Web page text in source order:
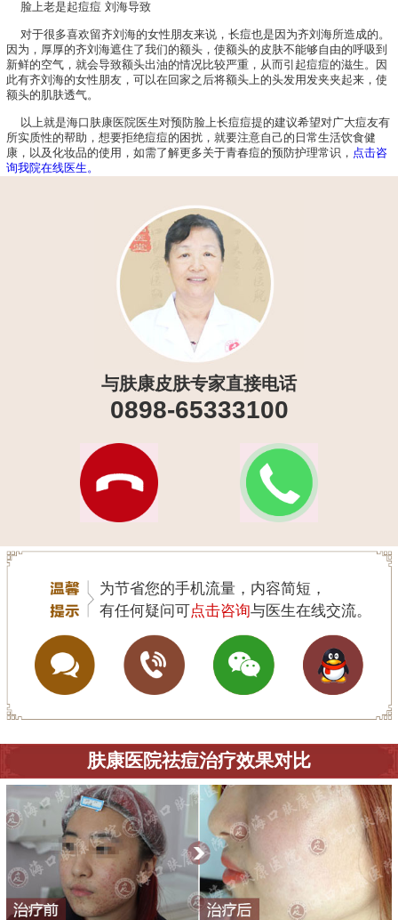
脸上老是起痘痘 刘海导致
对于很多喜欢留齐刘海的女性朋友来说，长痘也是因为齐刘海所造成的。
因为，厚厚的齐刘海遮住了我们的额头，使额头的皮肤不能够自由的呼吸到
新鲜的空气，就会导致额头出油的情况比较严重，从而引起痘痘的滋生。因
此有齐刘海的女性朋友，可以在回家之后将额头上的头发用发夹夹起来，使
额头的肌肤透气。
以上就是海口肤康医院医生对预防脸上长痘痘提的建议希望对广大痘友有
所实质性的帮助，想要拒绝痘痘的困扰，就要注意自己的日常生活饮食健
康，以及化妆品的使用，如需了解更多关于青春痘的预防护理常识， 点击咨
询我院在线医生。
与肤康皮肤专家直接电话
0898-65333100
为节省您的手机流量，内容简短，
有任何疑问可点击咨询与医生在线交流。
肤康医院祛痘治疗效果对比